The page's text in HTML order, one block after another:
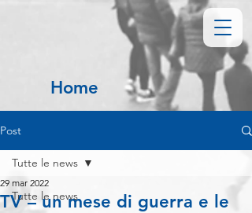
Home
Post
Tutte le news
Tutte le news
TV – un mese di guerra e le
29 mar 2022